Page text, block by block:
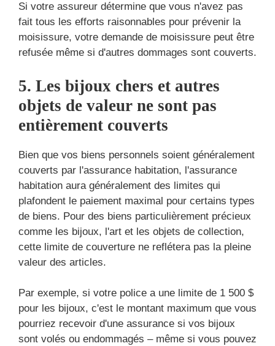
Si votre assureur détermine que vous n'avez pas
fait tous les efforts raisonnables pour prévenir la
moisissure, votre demande de moisissure peut être
refusée même si d'autres dommages sont couverts.
5. Les bijoux chers et autres
objets de valeur ne sont pas
entièrement couverts
Bien que vos biens personnels soient généralement
couverts par l'assurance habitation, l'assurance
habitation aura généralement des limites qui
plafondent le paiement maximal pour certains types
de biens. Pour des biens particulièrement précieux
comme les bijoux, l'art et les objets de collection,
cette limite de couverture ne reflétera pas la pleine
valeur des articles.
Par exemple, si votre police a une limite de 1 500 $
pour les bijoux, c'est le montant maximum que vous
pourriez recevoir d'une assurance si vos bijoux
sont volés ou endommagés – même si vous pouvez